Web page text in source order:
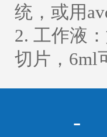
统，或用
2. 工作液
切片，6ml
-